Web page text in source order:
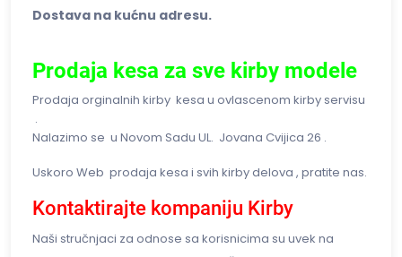
Dostava na kućnu adresu.
Prodaja kesa za sve kirby modele
Prodaja orginalnih kirby kesa u ovlascenom kirby servisu
.
Nalazimo se u Novom Sadu UL. Jovana Cvijica 26 .
Uskoro Web prodaja kesa i svih kirby delova , pratite nas.
Kontaktirajte kompaniju Kirby
Naši stručnjaci za odnose sa korisnicima su uvek na